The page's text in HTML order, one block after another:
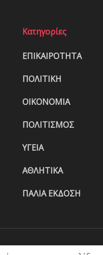
Κατηγορίες
ΕΠΙΚΑΙΡΟΤΗΤΑ
ΠΟΛΙΤΙΚΗ
ΟΙΚΟΝΟΜΙΑ
ΠΟΛΙΤΙΣΜΟΣ
ΥΓΕΙΑ
ΑΘΛΗΤΙΚΑ
ΠΑΛΙΑ ΕΚΔΟΣΗ